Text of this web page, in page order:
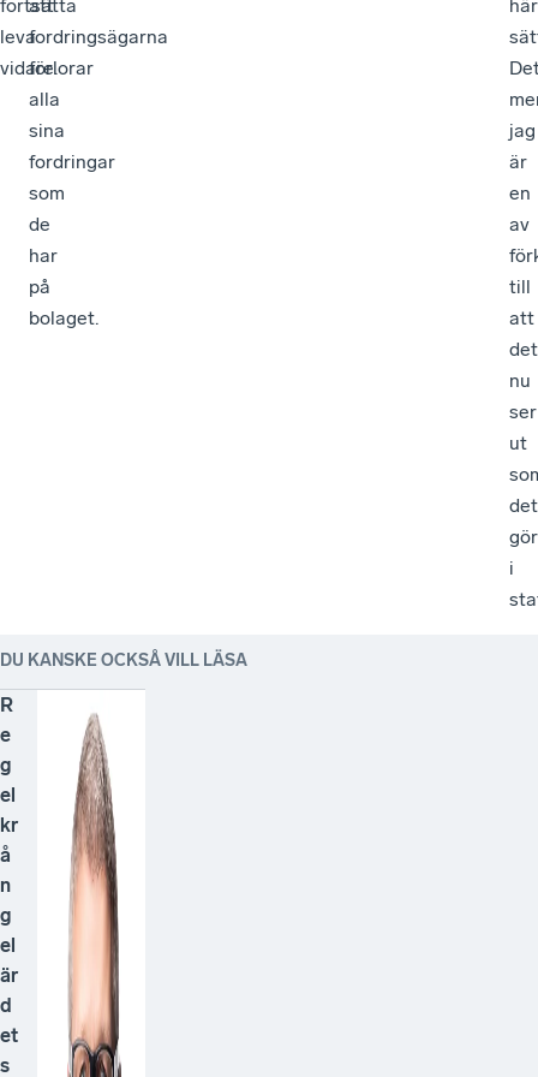
fortsätta
leva
vidare.
att
fordringsägarna
förlorar
alla
sina
fordringar
som
de
har
på
bolaget.
här
jag
är
en
av
till
att
det
nu
ser
ut
det
gör
i
DU KANSKE OCKSÅ VILL LÄSA
R
e
g
el
kr
å
n
g
el
är
d
et
s